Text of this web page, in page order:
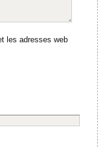
les adresses web